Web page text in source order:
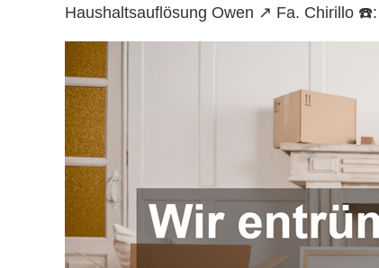
Haushaltsauflösung Owen ↗️ Fa. Chirillo